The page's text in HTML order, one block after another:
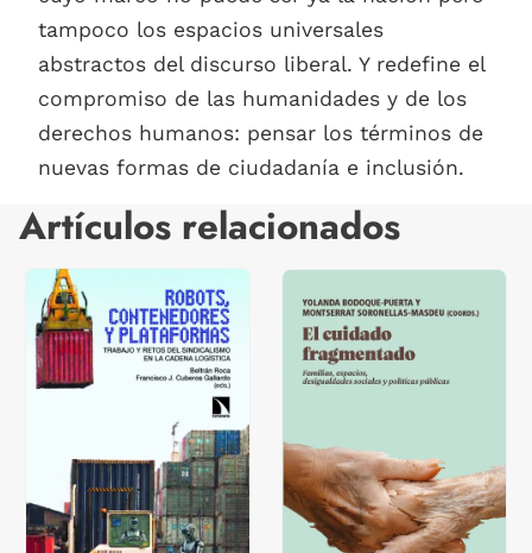
tampoco los espacios universales
abstractos del discurso liberal. Y redefine el
compromiso de las humanidades y de los
derechos humanos: pensar los términos de
nuevas formas de ciudadanía e inclusión.
Artículos relacionados